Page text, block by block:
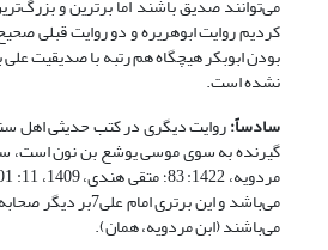
کردیم روایت ابوهریره و دو روایت قبلی
نشده است.
سادساً:
مردویه، 1422: 83؛ متقی هندی، 1409، 11: 601؛ صنعانی، 1432، 6: 461)
می‌باشند (ابن مردویه، همان).